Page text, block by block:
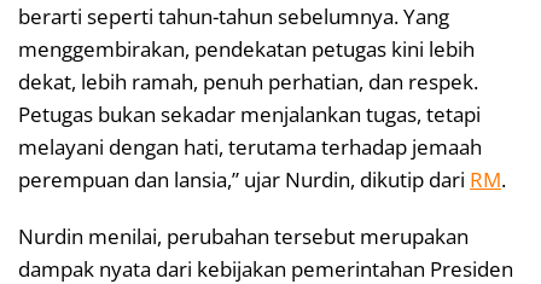
berarti seperti tahun-tahun sebelumnya. Yang
menggembirakan, pendekatan petugas kini lebih
dekat, lebih ramah, penuh perhatian, dan respek.
Petugas bukan sekadar menjalankan tugas, tetapi
melayani dengan hati, terutama terhadap jemaah
perempuan dan lansia,” ujar Nurdin, dikutip dari RM.
Nurdin menilai, perubahan tersebut merupakan
dampak nyata dari kebijakan pemerintahan Presiden